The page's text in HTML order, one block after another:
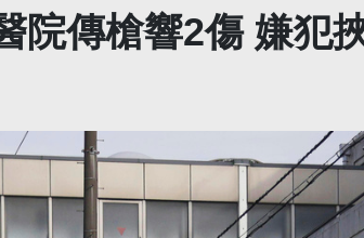
院傳槍響2傷 嫌犯